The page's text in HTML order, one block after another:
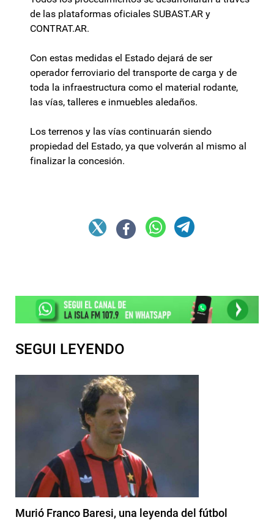
de las plataformas oficiales SUBAST.AR y
CONTRAT.AR.
Con estas medidas el Estado dejará de ser
operador ferroviario del transporte de carga y de
toda la infraestructura como el material rodante,
las vías, talleres e inmuebles aledaños.
Los terrenos y las vías continuarán siendo
propiedad del Estado, ya que volverán al mismo al
finalizar la concesión.
SEGUI LEYENDO
Murió Franco Baresi, una leyenda del fútbol